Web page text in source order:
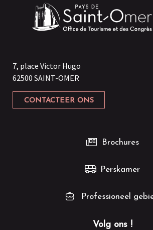
7, place Victor Hugo
62500 SAINT-OMER
CONTACTEER ONS
Volg ons !
Brochures
Perskamer
Professioneel